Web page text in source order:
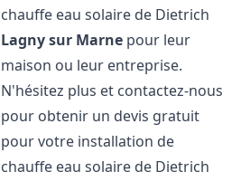
chauffe eau solaire de Dietrich
Lagny sur Marne pour leur
maison ou leur entreprise.
N'hésitez plus et contactez-nous
pour obtenir un devis gratuit
pour votre installation de
chauffe eau solaire de Dietrich